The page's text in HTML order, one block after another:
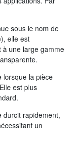
sous le nom de
elle est
à une large gamme
lorsque la pièce
est plus
durcit rapidement,
un